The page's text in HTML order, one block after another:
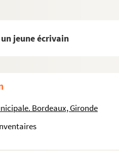
jeune écrivain
Bordeaux, Gironde
Mauriac
Pierre-et-Miquelon.
de Saint-Pierre-et-Miquelon.